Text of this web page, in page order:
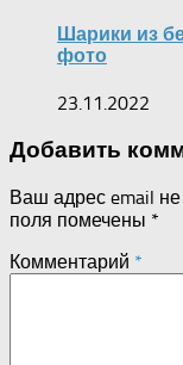
Шарики из
фото
23.11.2022
Добавить
Ваш адрес email не
поля помечены *
Комментарий *